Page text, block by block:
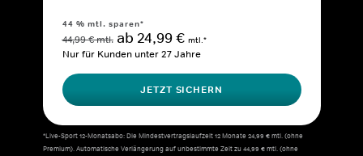
44 % mtl. sparen*
44,99 € mtl. ab 24,99 € mtl.*
Nur für Kunden unter 27 Jahre
JETZT SICHERN
*Live-Sport 12-Monatsabo: Die Mindestvertragslaufzeit 12 Monate 24,99 € mtl. (ohne
Premium). Automatische Verlängerung auf unbestimmte Zeit zu 44,99 € mtl. (ohne